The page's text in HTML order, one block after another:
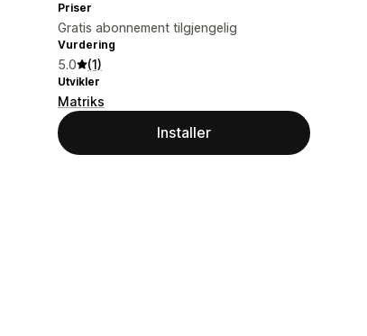
Priser
Gratis abonnement tilgjengelig
Vurdering
5.0 (1)
Utvikler
Matriks
Installer